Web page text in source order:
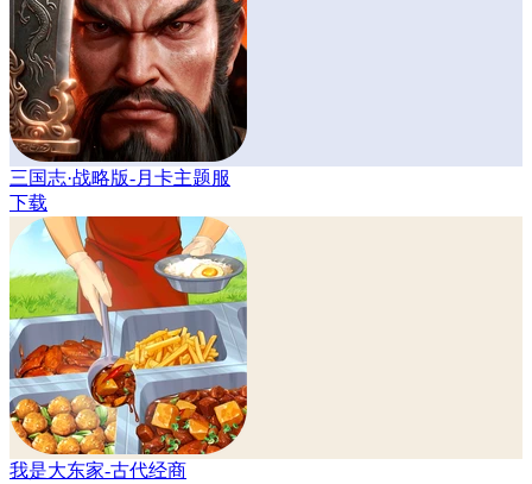
三国志·战略版-月卡主题服
下载
我是大东家-古代经商